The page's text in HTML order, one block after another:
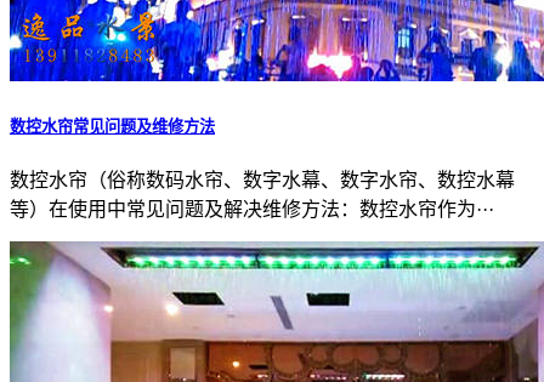
数控水帘常见问题及维修方法
数控水帘（俗称数码水帘、数字水幕、数字水帘、数控水幕
等）在使用中常见问题及解决维修方法：数控水帘作为···